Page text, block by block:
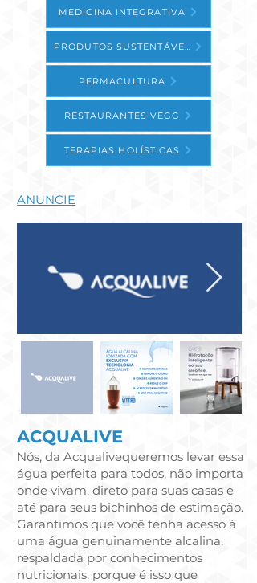
MEDICINA INTEGRATIVA
PRODUTOS SUSTENTÁVEIS
PERMACULTURA
RESTAURANTES VEGG
TERAPIAS HOLÍSTICAS
ANUNCIE
ACQUALIVE
Nós, da Acqualivequeremos levar essa
água perfeita para todos, não importa
onde vivam, direto para suas casas e
até para seus bichinhos de estimação.
Garantimos que você tenha acesso à
uma água genuinamente alcalina,
respaldada por conhecimentos
nutricionais, porque é isso que